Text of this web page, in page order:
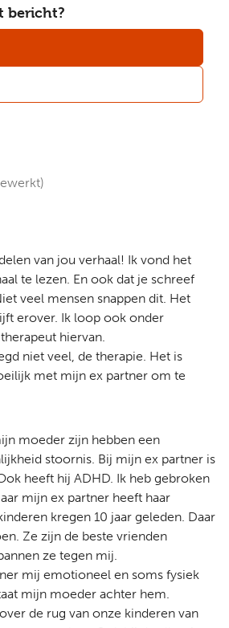
bericht?
van jou verhaal! Ik vond het
te lezen. En ook dat je schreef
veel mensen snappen dit. Het
erover. Ik loop ook onder
hiervan.
niet veel, de therapie. Het is
met mijn ex partner om te
moeder zijn hebben een
stoornis. Bij mijn ex partner is
heeft hij ADHD. Ik heb gebroken
mijn ex partner heeft haar
kregen 10 jaar geleden. Daar
Ze zijn de beste vrienden
ze tegen mij.
mij emotioneel en soms fysiek
mijn moeder achter hem.
de rug van onze kinderen van